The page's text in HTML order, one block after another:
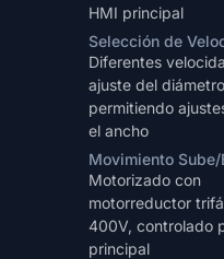
HMI principal
Selección de
Diferentes
ajuste del
permitiendo
el ancho
Movimiento Sube/
Motorizado con
motorreductor
400V, controlado
principal